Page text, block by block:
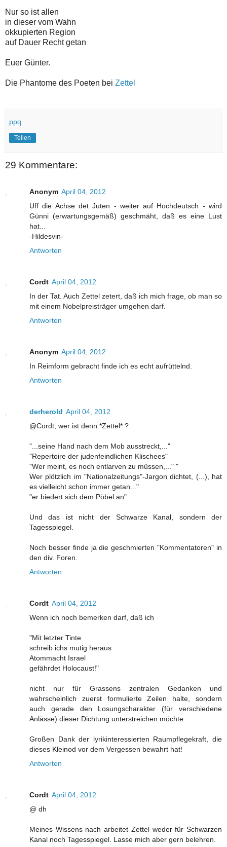
Nur so ist allen
in dieser vom Wahn
okkupierten Region
auf Dauer Recht getan
Euer Günter.
Die Phantome des Poeten bei Zettel
ppq
Teilen
29 Kommentare:
Anonym April 04, 2012
Uff die Achse det Juten - weiter auf Hochdeutsch - wird
Günni (erwartungsgemäß) geschmäht, daß es eine Lust
hat...
-Hildesvin-
Antworten
Cordt April 04, 2012
In der Tat. Auch Zettel zetert, daß ich mich frage, ob man so
mit einem Nobelpreisträger umgehen darf.
Antworten
Anonym April 04, 2012
In Reimform gebracht finde ich es echt aufrüttelnd.
Antworten
derherold April 04, 2012
@Cordt, wer ist denn *Zettel* ?
"...seine Hand nach dem Mob ausstreckt,..."
"Repertoire der judenfeindlichen Klischees"
"Wer meint, es noch entlarven zu müssen,..." "
Wer plötzlich im "Nationalzeitungs"-Jargon dichtet, (...), hat
es vielleicht schon immer getan..."
"er biedert sich dem Pöbel an"
Und das ist nicht der Schwarze Kanal, sondern der
Tagesspiegel.
Noch besser finde ja die geschmierten "Kommentatoren" in
den div. Foren.
Antworten
Cordt April 04, 2012
Wenn ich noch bemerken darf, daß ich
"Mit letzter Tinte
schreib ichs mutig heraus
Atommacht Israel
gefährdet Holocaust!"
nicht nur für Grassens zentralen Gedanken und
wahrscheinlich zuerst formulierte Zeilen halte, sondern
auch gerade den Losungscharakter (für verschiedene
Anlässe) dieser Dichtung unterstreichen möchte.
Großen Dank der lyrikinteressierten Raumpflegekraft, die
dieses Kleinod vor dem Vergessen bewahrt hat!
Antworten
Cordt April 04, 2012
@ dh
Meines Wissens nach arbeitet Zettel weder für Schwarzen
Kanal noch Tagesspiegel. Lasse mich aber gern belehren.